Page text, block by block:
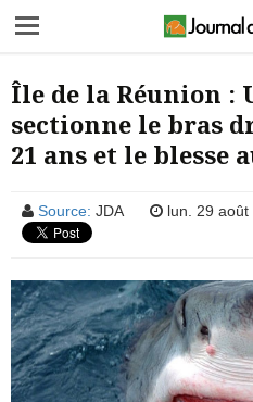
Île de la Réunion :
sectionne le bras
21 ans et le blesse
Source: JDA lun. 29 août